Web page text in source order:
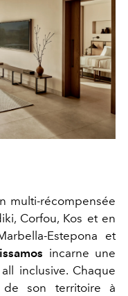
multi-récompensée
Corfou, Kos et en
Estepona et
incarne une
inclusive. Chaque
de son territoire à